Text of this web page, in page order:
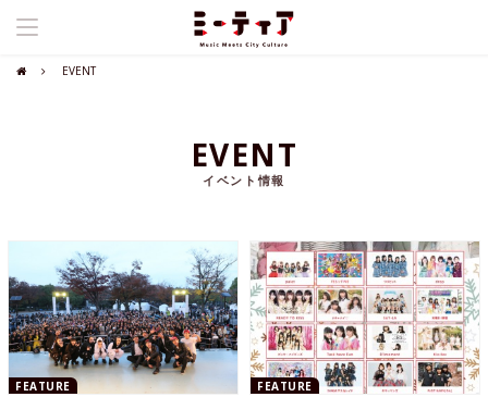
EVENT
EVENT
イベント情報
FEATURE FEATURE